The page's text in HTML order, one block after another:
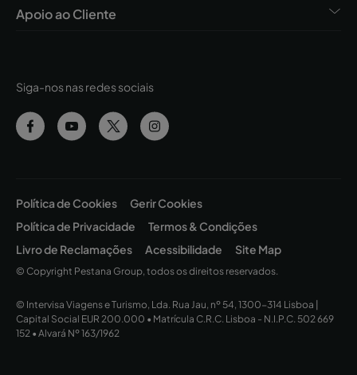
Siga-nos nas redes sociais
Apoio ao Cliente
Política de Cookies
Gerir Cookies
Política de Privacidade
Termos & Condições
Livro de Reclamações
Acessibilidade Site Map
© Copyright Pestana Group, todos os direitos reservados.
© Intervisa Viagens e Turismo, Lda. Rua Jau, nº 54, 1300-314 Lisboa |
Capital Social EUR 200.000 • Matrícula C.R.C. Lisboa - N.I.P.C. 502 669
152 • Alvará Nº 163/1962